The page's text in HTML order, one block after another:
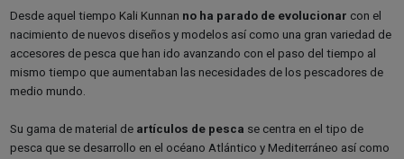
Desde aquel tiempo Kali Kunnan no ha parado de evolucionar con el
nacimiento de nuevos diseños y modelos así como una gran variedad de
accesores de pesca que han ido avanzando con el paso del tiempo al
mismo tiempo que aumentaban las necesidades de los pescadores de
medio mundo.
Su gama de material de artículos de pesca se centra en el tipo de
pesca que se desarrollo en el océano Atlántico y Mediterráneo así como